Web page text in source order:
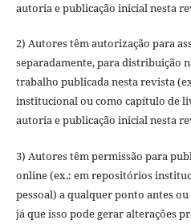
autoria e publicação inicial nesta
2) Autores têm autorização para
separadamente, para distribuição
trabalho publicada nesta revista
institucional ou como capítulo de
autoria e publicação inicial nesta
3) Autores têm permissão para
online (ex.: em repositórios
pessoal) a qualquer ponto antes
já que isso pode gerar alterações